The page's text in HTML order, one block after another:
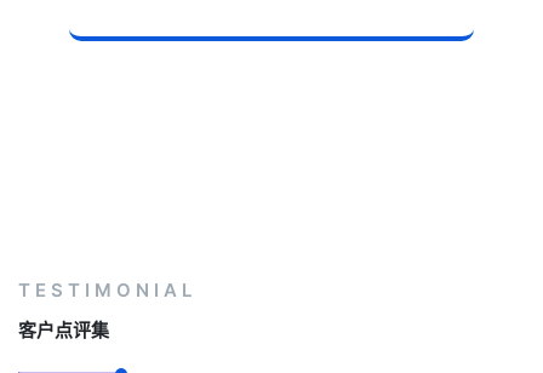
TESTIMONIAL
客户点评集